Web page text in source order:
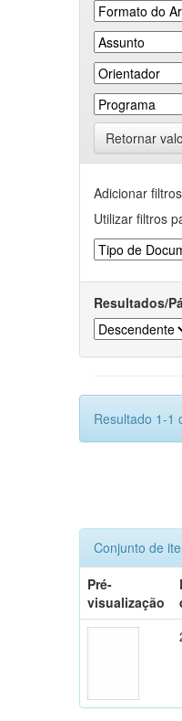
Retornar
Adicionar
Utilizar filtros
Resultados/
Resultado 1-1
Conjunto de
Pré-
visualização